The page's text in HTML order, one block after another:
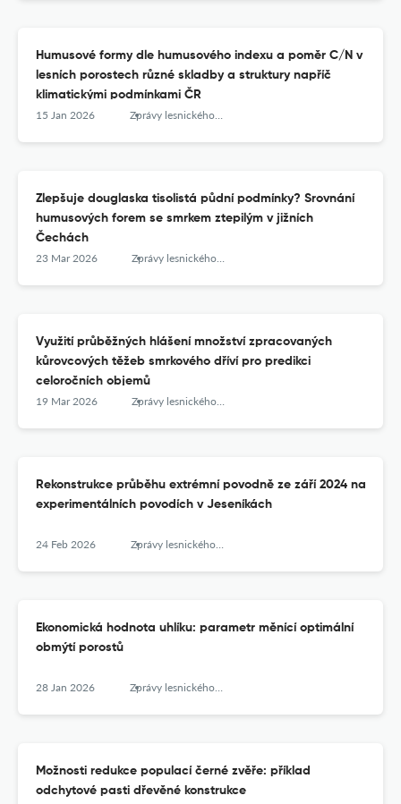
Humusové formy dle humusového indexu a poměr C/N v
lesních porostech různé skladby a struktury napříč
klimatickými podmínkami ČR
15 Jan 2026 Zprávy lesnického výzkumu
Zlepšuje douglaska tisolistá půdní podmínky? Srovnání
humusových forem se smrkem ztepilým v jižních
Čechách
23 Mar 2026 Zprávy lesnického výzkumu
Využití průběžných hlášení množství zpracovaných
kůrovcových těžeb smrkového dříví pro predikci
celoročních objemů
19 Mar 2026 Zprávy lesnického výzkumu
Rekonstrukce průběhu extrémní povodně ze září 2024 na
experimentálních povodích v Jeseníkách
24 Feb 2026 Zprávy lesnického výzkumu
Ekonomická hodnota uhlíku: parametr měnící optimální
obmýtí porostů
28 Jan 2026 Zprávy lesnického výzkumu
Možnosti redukce populací černé zvěře: příklad
odchytové pasti dřevěné konstrukce